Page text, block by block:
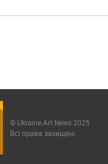
© Ukraine Art News 2025
Всі права захищені